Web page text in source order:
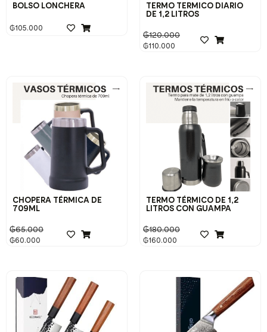
BOLSO LONCHERA
₲105.000
TERMO TERMICO DIARIO
DE 1,2 LITROS
₲120.000
₲110.000
CHOPERA TÉRMICA DE
709ML
₲65.000
₲60.000
TERMO TÉRMICO DE 1,2
LITROS CON GUAMPA
₲180.000
₲160.000